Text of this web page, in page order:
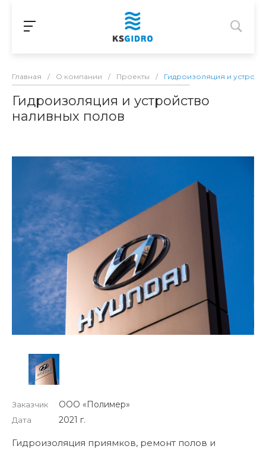
Главная / О компании / Проекты / Гидроизоляция и
Гидроизоляция и устройство
наливных полов
Заказчик
Дата
ООО «Полимер»
2021 г.
Гидроизоляция приямков, ремонт полов и